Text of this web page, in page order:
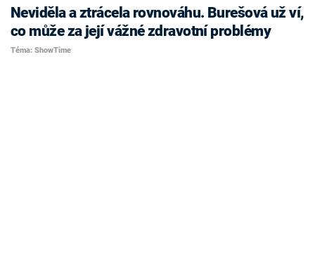
Neviděla a ztrácela rovnováhu. Burešová už ví,
co může za její vážné zdravotní problémy
Téma: ShowTime